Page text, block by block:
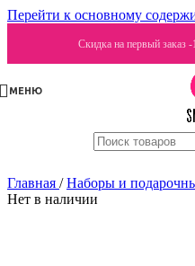
Перейти к основному
Скидка на первый
МЕНЮ
Главная / Наборы и
Нет в наличии